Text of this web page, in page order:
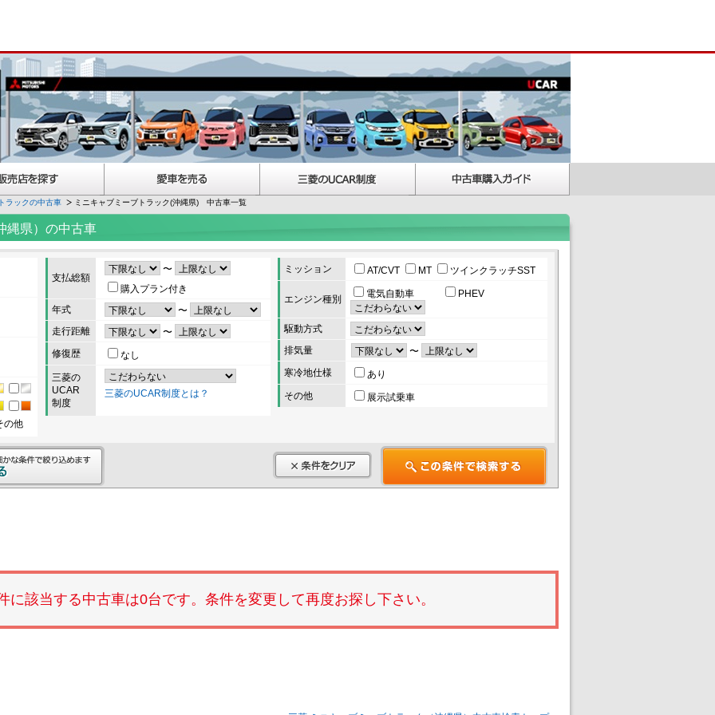
ラックの中古車 ミニキャブミーブトラック(沖縄県) 中古車一覧
縄県）の中古車
の他
支払総額
〜
購入プラン付き
年式
〜
走行距離
〜
修復歴
なし
三菱の
UCAR
制度
三菱のUCAR制度とは？
ミッション AT/CVT MT ツインクラッチSST
エンジン種別 電気自動車 PHEV
駆動方式
排気量
〜
寒冷地仕様
あり
その他
展示試乗車
に該当する中古車は0台です。条件を変更して再度お探し下さい。